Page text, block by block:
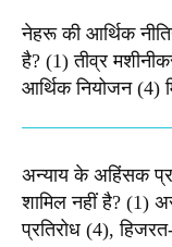
नेहरू की आर्थिक
है? (1) तीव्र
आर्थिक नियोजन (4)
अन्याय के अहिंसक
शामिल नहीं है? (1)
प्रतिरोध (4),